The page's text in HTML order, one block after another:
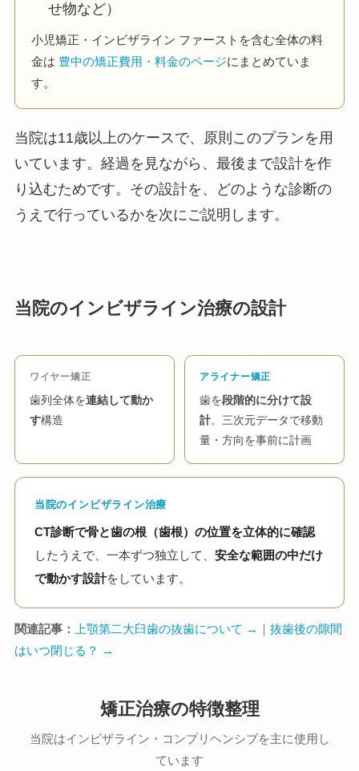
せ物など）
小児矯正・インビザライン ファーストを含む全体の料
金は 豊中の矯正費用・料金のページにまとめていま
す。
当院は11歳以上のケースで、原則このプランを用
いています。経過を見ながら、最後まで設計を作
り込むためです。その設計を、どのような診断の
うえで行っているかを次にご説明します。
当院のインビザライン治療の設計
ワイヤー矯正
歯列全体を連結して動か
す構造
アライナー矯正
歯を段階的に分けて設
計。三次元データで移動
量・方向を事前に計画
当院のインビザライン治療
CT診断で骨と歯の根（歯根）の位置を立体的に確認
したうえで、一本ずつ独立して、 安全な範囲の中だけ
で動かす設計をしています。
関連記事： 上顎第二大臼歯の抜歯について → ｜ 抜歯後の隙間
はいつ閉じる？ →
矯正治療の特徴整理
当院はインビザライン・コンプリヘンシブを主に使用し
ています